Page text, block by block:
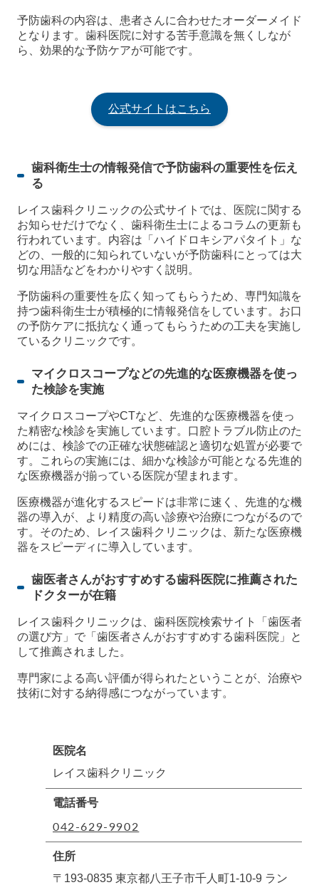
予防歯科の内容は、患者さんに合わせたオーダーメイド
となります。歯科医院に対する苦手意識を無くしなが
ら、効果的な予防ケアが可能です。
公式サイトはこちら
歯科衛生士の情報発信で予防歯科の重要性を伝え
る
レイス歯科クリニックの公式サイトでは、医院に関する
お知らせだけでなく、歯科衛生士によるコラムの更新も
行われています。内容は「ハイドロキシアパタイト」な
どの、一般的に知られていないが予防歯科にとっては大
切な用語などをわかりやすく説明。
予防歯科の重要性を広く知ってもらうため、専門知識を
持つ歯科衛生士が積極的に情報発信をしています。お口
の予防ケアに抵抗なく通ってもらうための工夫を実施し
ているクリニックです。
マイクロスコープなどの先進的な医療機器を使っ
た検診を実施
マイクロスコープやCTなど、先進的な医療機器を使っ
た精密な検診を実施しています。口腔トラブル防止のた
めには、検診での正確な状態確認と適切な処置が必要で
す。これらの実施には、細かな検診が可能となる先進的
な医療機器が揃っている医院が望まれます。
医療機器が進化するスピードは非常に速く、先進的な機
器の導入が、より精度の高い診療や治療につながるので
す。そのため、レイス歯科クリニックは、新たな医療機
器をスピーディに導入しています。
歯医者さんがおすすめする歯科医院に推薦された
ドクターが在籍
レイス歯科クリニックは、歯科医院検索サイト「歯医者
の選び方」で「歯医者さんがおすすめする歯科医院」と
して推薦されました。
専門家による高い評価が得られたということが、治療や
技術に対する納得感につながっています。
医院名
レイス歯科クリニック
電話番号
042-629-9902
住所
〒193-0835 東京都八王子市千人町1-10-9 ラン